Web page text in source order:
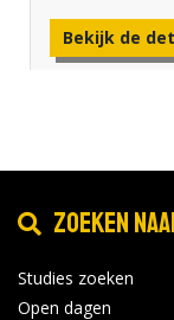
Bekijk de
Zoeken
Studies zoeken
Open dagen